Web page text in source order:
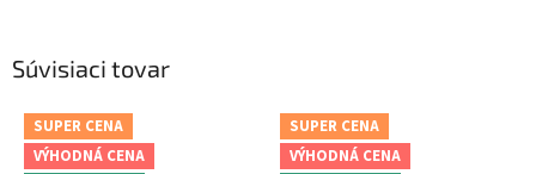
Súvisiaci tovar
SUPER CENA
VÝHODNÁ CENA
SUPER CENA
VÝHODNÁ CENA